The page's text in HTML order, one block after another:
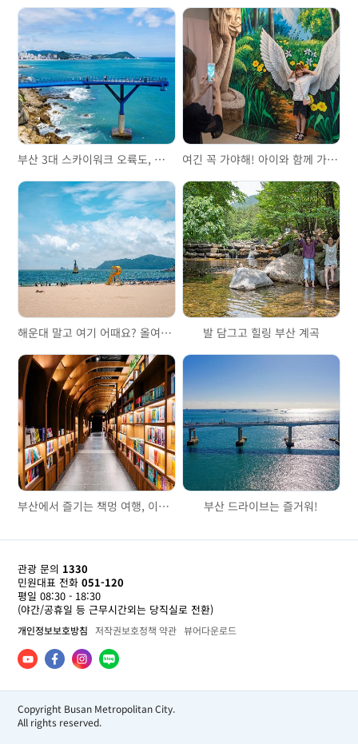
부산 3대 스카이워크 오륙도, 송도, 청사포 여긴 꼭 가야해! 아이와 함께 가기 좋은 곳
해운대 말고 여기 어때요? 올여름 가볼 만한 부산 해수욕장 3곳 발 담그고 힐링 부산 계곡
부산에서 즐기는 책멍 여행, 이색 책 공간 3곳 부산 드라이브는 즐거워!
관광 문의 1330
민원대표 전화 051-120
평일 08:30 - 18:30
(야간/공휴일 등 근무시간외는 당직실로 전환)
개인정보보호방침 저작권보호정책 약관 뷰어다운로드
Copyright Busan Metropolitan City.
All rights reserved.